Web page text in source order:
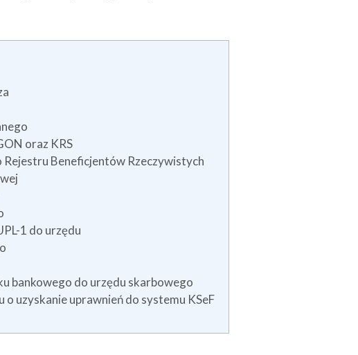
oraz KRS
Rejestru Beneficjentów Rzeczywistych
1 do urzędu
bankowego do urzędu skarbowego
o uzyskanie uprawnień do systemu KSeF